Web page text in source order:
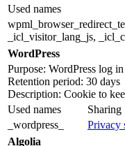
Used names
_icl_visitor_lang_js,
WordPress
Purpose: WordPress log
Retention period: 30 days
Description: Cookie to
Used names
Sharing
_wordpress_
Privacy
Algolia